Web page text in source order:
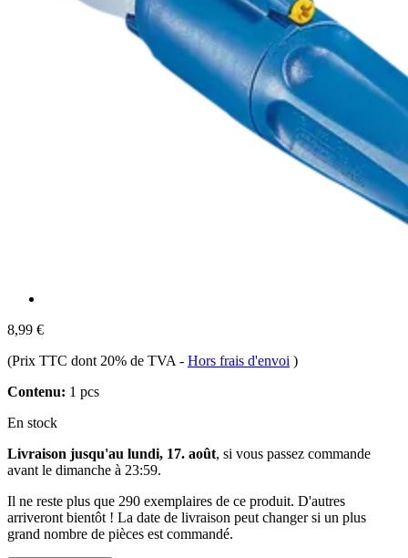
8,99 €
(Prix TTC dont 20% de TVA - Hors frais d'envoi )
Contenu: 1 pcs
En stock
Livraison jusqu'au lundi, 17. août, si vous passez commande
avant le dimanche à 23:59.
Il ne reste plus que 290 exemplaires de ce produit. D'autres
arriveront bientôt ! La date de livraison peut changer si un plus
grand nombre de pièces est commandé.